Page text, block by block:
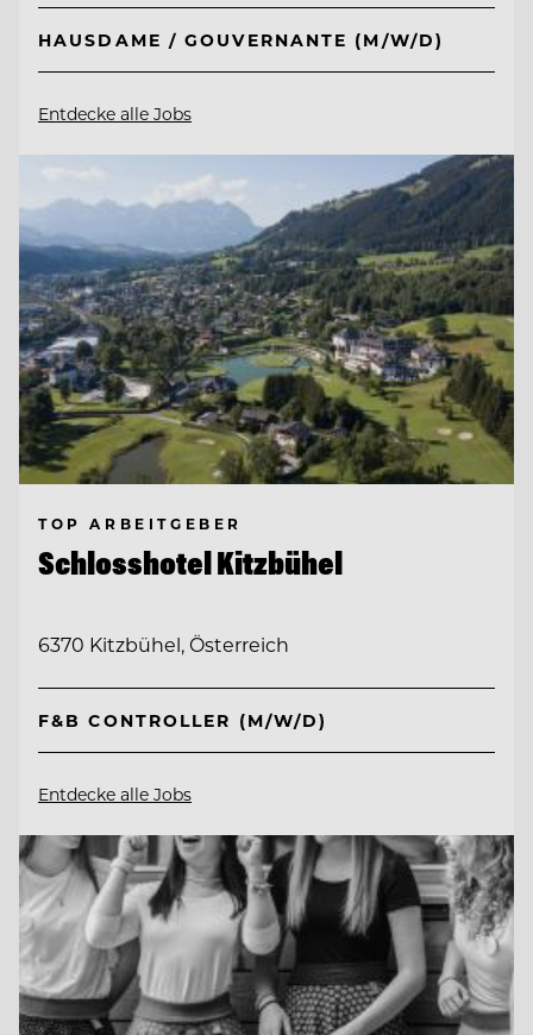
HAUSDAME / GOUVERNANTE (M/W/D)
Entdecke alle Jobs
TOP ARBEITGEBER
Schlosshotel Kitzbühel
6370 Kitzbühel, Österreich
F&B CONTROLLER (M/W/D)
Entdecke alle Jobs